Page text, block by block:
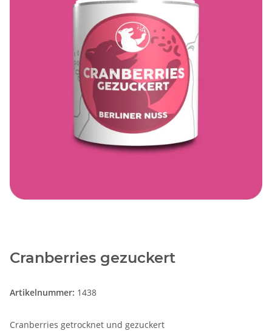
Cranberries gezuckert
Artikelnummer: 1438
Cranberries getrocknet und gezuckert